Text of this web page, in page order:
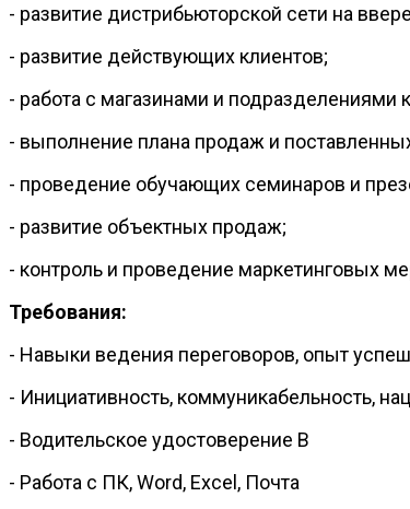
- развитие дистрибьюторской сети на
- развитие действующих клиентов;
- работа с магазинами и
- выполнение плана продаж и
- проведение обучающих семинаров и
- развитие объектных продаж;
- контроль и проведение маркетинговых
Требования:
- Навыки ведения переговоров, опыт
- Инициативность, коммуникабельность,
- Водительское удостоверение В
- Работа с ПК, Word, Excel, Почта